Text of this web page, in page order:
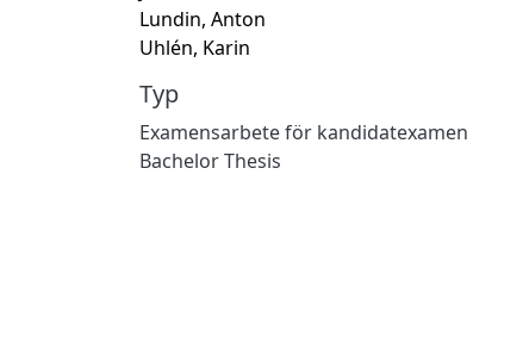
Lundin, Anton
Uhlén, Karin
Typ
Examensarbete för kandidatexamen
Bachelor Thesis